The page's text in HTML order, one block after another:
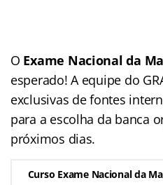
O Exame Nacional da
esperado! A equipe do
exclusivas de fontes
para a escolha da banca
próximos dias.
Curso Exame Nacional da